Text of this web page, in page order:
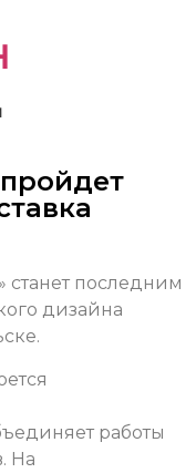
станет последним
дизайна
работы
На